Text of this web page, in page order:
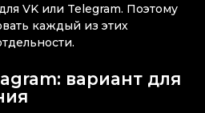
VK или Telegram. Поэтому
каждый из этих
вариант для